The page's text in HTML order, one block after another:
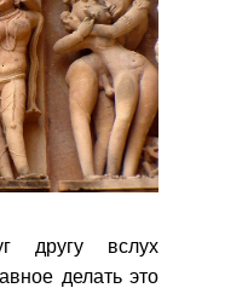
другу вслух
делать это